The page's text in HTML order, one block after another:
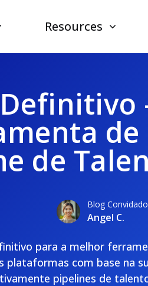
Resources
de
de
Blog
Angel C.
para a melhor
plataformas com base na
pipelines de